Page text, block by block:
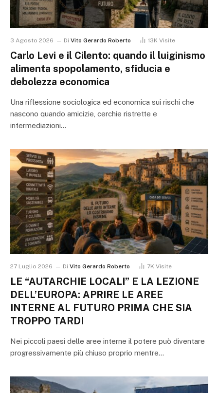
3 Agosto 2026 Di Vito Gerardo Roberto 13K Visite
Carlo Levi e il Cilento: quando il luiginismo
alimenta spopolamento, sfiducia e
debolezza economica
Una riflessione sociologica ed economica sui rischi che
nascono quando amicizie, cerchie ristrette e
intermediazioni…
27 Luglio 2026 Di Vito Gerardo Roberto 7K Visite
LE “AUTARCHIE LOCALI” E LA LEZIONE
DELL’EUROPA: APRIRE LE AREE
INTERNE AL FUTURO PRIMA CHE SIA
TROPPO TARDI
Nei piccoli paesi delle aree interne il potere può diventare
progressivamente più chiuso proprio mentre…